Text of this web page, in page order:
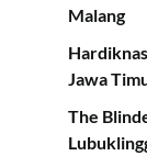
Malang
Jawa
The